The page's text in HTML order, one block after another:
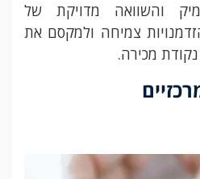
והשוואה מדויקת של
צמיחה ולמקסם את
מכירה.